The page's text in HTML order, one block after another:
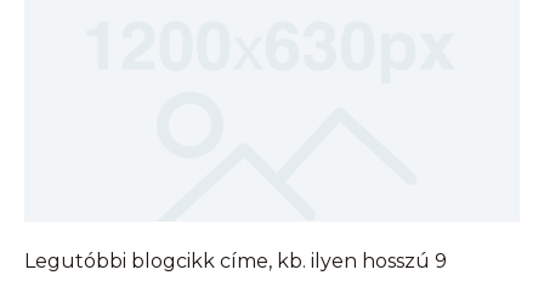
Legutóbbi blogcikk címe, kb. ilyen hosszú 9